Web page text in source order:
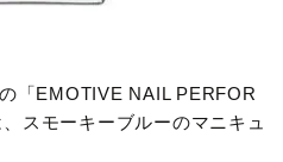
「EMOTIVE NAIL PERFOR
スモーキーブルーのマニキュ